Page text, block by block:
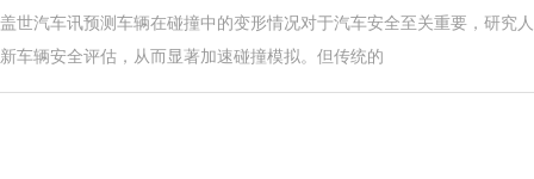
盖世汽车讯预测车辆在碰撞中的变形情况对于汽车安全至关重要，研究
新车辆安全评估，从而显著加速碰撞模拟。但传统的